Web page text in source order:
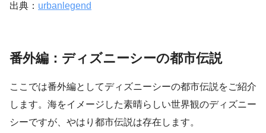
出典： urbanlegend
番外編：ディズニーシーの都市伝説
ここでは番外編としてディズニーシーの都市伝説をご紹介
します。海をイメージした素晴らしい世界観のディズニー
シーですが、やはり都市伝説は存在します。